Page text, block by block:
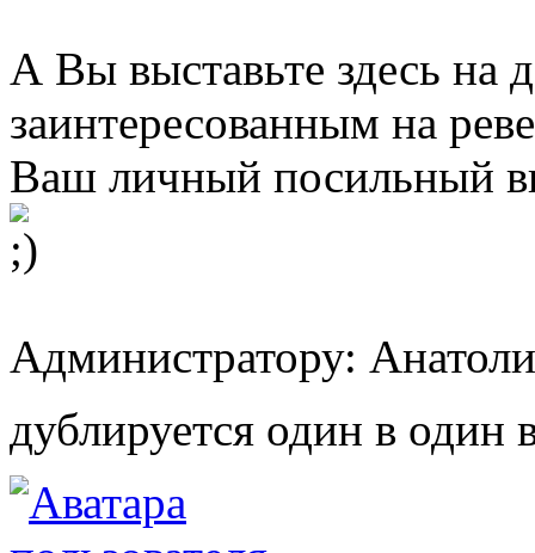
А Вы выставьте здесь на
заинтересованным на
Ваш личный посильный
Администратору:
дублируется один в один